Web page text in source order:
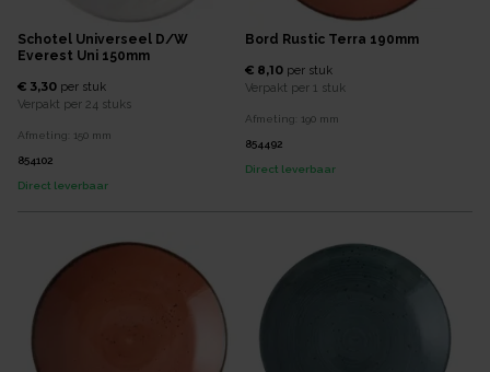
Schotel Universeel D/w
Everest Uni 150mm
€ 3,30 per stuk
Verpakt per 24 stuks
Afmeting: 150 mm
854102
Direct leverbaar
Bord Rustic Terra 190mm
€ 8,10 per stuk
Verpakt per 1 stuk
Afmeting: 190 mm
854492
Direct leverbaar